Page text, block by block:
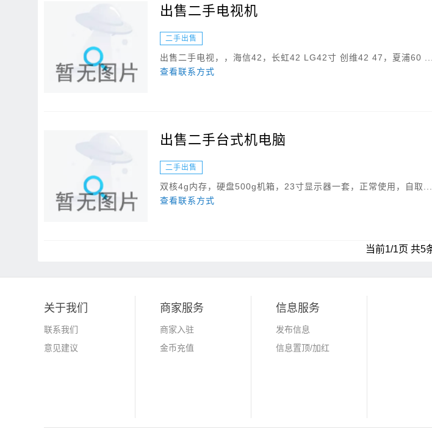
出售二手电视机
二手出售
出售二手电视，，海信42，长虹42 LG42寸 创维42 47，夏浦60 ...
查看联系方式
出售二手台式机电脑
二手出售
双核4g内存，硬盘500g机箱，23寸显示器一套，正常使用，自取...
查看联系方式
当前1/1页 共5
关于我们
联系我们
意见建议
商家服务
商家入驻
金币充值
信息服务
发布信息
信息置顶/加红